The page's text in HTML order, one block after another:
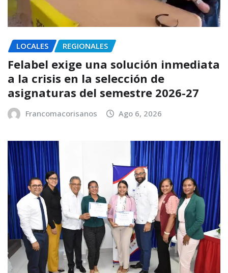
LOCALES REGIONALES
Felabel exige una solución inmediata
a la crisis en la selección de
asignaturas del semestre 2026-27
Francomacorisanos Ago 6, 2026